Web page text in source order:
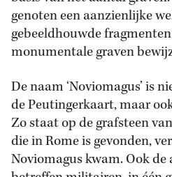
genoten een aanzienlijke
gebeeldhouwde
monumentale graven
De naam ‘Noviomagus’ is
de Peutingerkaart, maar
Zo staat op de grafsteen
die in Rome is gevonden,
Noviomagus kwam. Ook